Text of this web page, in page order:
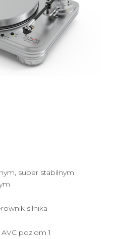
super stabilnym
silnika
poziom 1